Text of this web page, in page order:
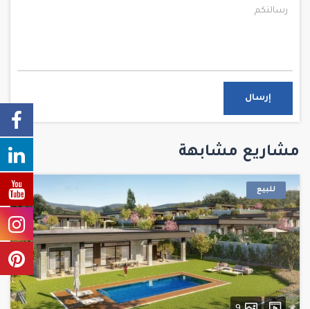
إرسال
مشاريع مشابهة
للبيع